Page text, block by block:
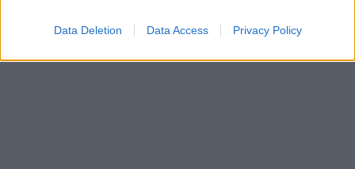
Data Deletion Data Access Privacy Policy